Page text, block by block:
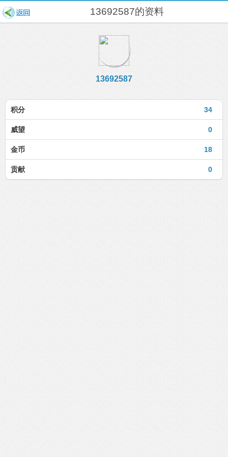
13692587的资料
13692587
34
积分
0
威望
18
金币
0
贡献